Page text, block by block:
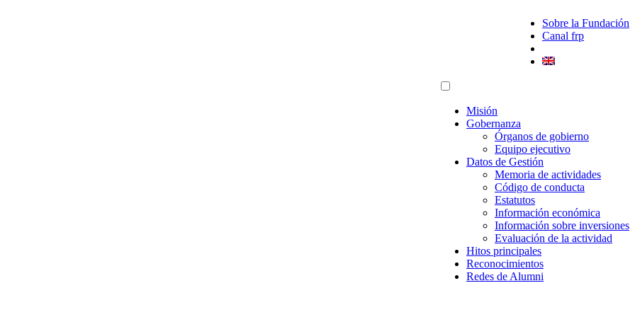
Sobre la Fundación
Canal frp
Misión
Gobernanza
Órganos de gobierno
Equipo ejecutivo
Datos de Gestión
Memoria de actividades
Código de conducta
Estatutos
Información económica
Información sobre inversiones
Evaluación de la actividad
Hitos principales
Reconocimientos
Redes de Alumni